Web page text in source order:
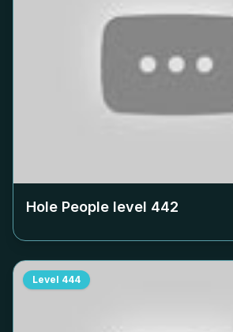
Hole People level 442
Level 444